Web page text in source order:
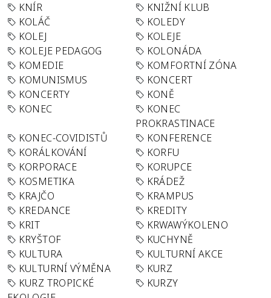
KNÍR
KNIŽNÍ KLUB
KOLÁČ
KOLEDY
KOLEJ
KOLEJE
KOLEJE PEDAGOG
KOLONÁDA
KOMEDIE
KOMFORTNÍ ZÓNA
KOMUNISMUS
KONCERT
KONCERTY
KONĚ
KONEC
KONEC
PROKRASTINACE
KONEC-COVIDISTŮ
KONFERENCE
KORÁLKOVÁNÍ
KORFU
KORPORACE
KORUPCE
KOSMETIKA
KRÁDEŽ
KRAJČO
KRAMPUS
KREDANCE
KREDITY
KRIT
KRWAWÝKOLENO
KRYŠTOF
KUCHYNĚ
KULTURA
KULTURNÍ AKCE
KULTURNÍ VÝMĚNA
KURZ
KURZ TROPICKÉ
KURZY